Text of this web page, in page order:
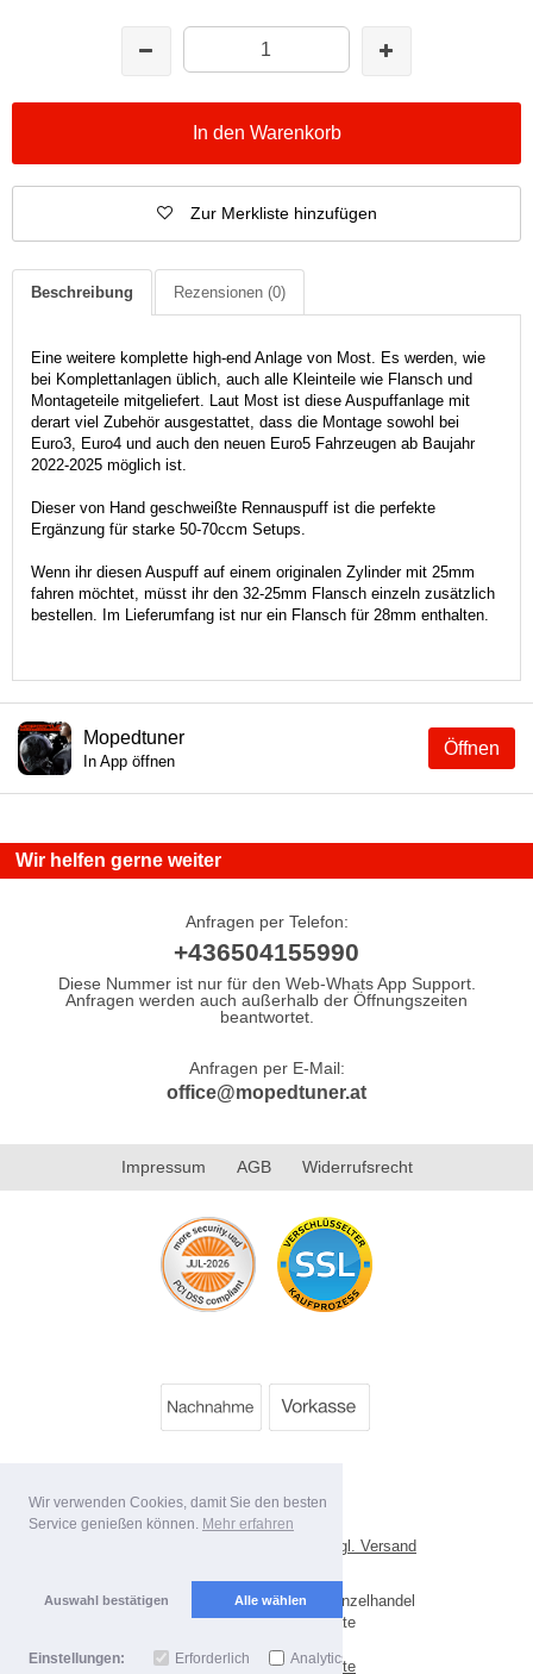
Wir verwenden Cookies, damit Sie den besten
Service genießen können. Mehr erfahren
Auswahl bestätigen Alle wählen
Einstellungen: Erforderlich Analytics
In den Warenkorb
Zur Merkliste hinzufügen
Beschreibung Rezensionen (0)
Eine weitere komplette high-end Anlage von Most. Es werden, wie
bei Komplettanlagen üblich, auch alle Kleinteile wie Flansch und
Montageteile mitgeliefert. Laut Most ist diese Auspuffanlage mit
derart viel Zubehör ausgestattet, dass die Montage sowohl bei
Euro3, Euro4 und auch den neuen Euro5 Fahrzeugen ab Baujahr
2022-2025 möglich ist.
Dieser von Hand geschweißte Rennauspuff ist die perfekte
Ergänzung für starke 50-70ccm Setups.
Wenn ihr diesen Auspuff auf einem originalen Zylinder mit 25mm
fahren möchtet, müsst ihr den 32-25mm Flansch einzeln zusätzlich
bestellen. Im Lieferumfang ist nur ein Flansch für 28mm enthalten.
Öffnen
Mopedtuner
In App öffnen
Wir helfen gerne weiter
Anfragen per Telefon:
+436504155990
Diese Nummer ist nur für den Web-Whats App Support.
Anfragen werden auch außerhalb der Öffnungszeiten
beantwortet.
Anfragen per E-Mail:
office@mopedtuner.at
Impressum AGB Widerrufsrecht
Alle Preise inkl. MwSt. evtl. zzgl. Versand
Copyright 2026 by Best Value Einzelhandel
Mobile Shop by Shopgate
Zur klassischen Webseite